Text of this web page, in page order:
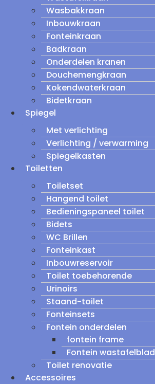
Wasbakkraan
Inbouwkraan
Fonteinkraan
Badkraan
Onderdelen kranen
Douchemengkraan
Kokendwaterkraan
Bidetkraan
Spiegel
Met verlichting
Verlichting / verwarming
Spiegelkasten
Toiletten
Toiletset
Hangend toilet
Bedieningspaneel toilet
Bidets
WC Brillen
Fonteinkast
Inbouwreservoir
Toilet toebehorende
Urinoirs
Staand-toilet
Fonteinsets
Fontein onderdelen
fontein frame
Fontein wastafelblad
Toilet renovatie
Accessoires